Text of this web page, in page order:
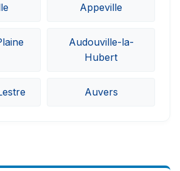
Appeville
Audouville-la-
Hubert
Auvers